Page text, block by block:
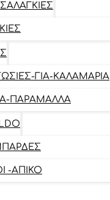
ΣΑΛΑΓΚΙΈΣ
ΓΙΑ-ΚΑΛΑΜΆΡΙΑ
ΠΑΡΆΜΑΛΛΑ
-ΑΠΊΚΟ